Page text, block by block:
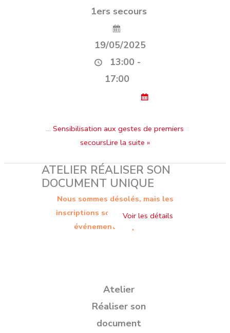
1ers secours
19/05/2025
13:00 -
17:00
… Sensibilisation aux gestes de premiers
secoursLire la suite »
ATELIER RÉALISER SON
DOCUMENT UNIQUE
Nous sommes désolés, mais les
inscriptions sont terminées. Cet
événement est passé.
Atelier
Réaliser son
document